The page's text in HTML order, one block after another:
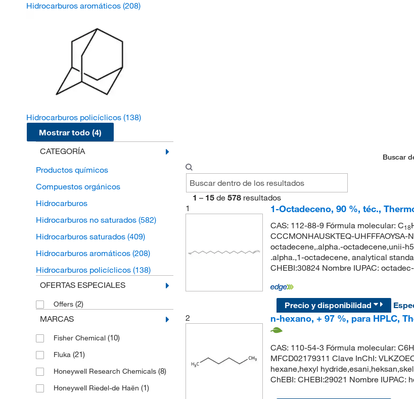
Hidrocarburos aromáticos (208)
Hidrocarburos policíclicos (138)
Mostrar todo (4)
CATEGORÍA
Productos químicos
Compuestos orgánicos
Hidrocarburos
Hidrocarburos no saturados (582)
Hidrocarburos saturados (409)
Hidrocarburos aromáticos (208)
Hidrocarburos policíclicos (138)
OFERTAS ESPECIALES
Offers (2)
MARCAS
Fisher Chemical (10)
Fluka (21)
Honeywell Research Chemicals (8)
Honeywell Riedel-de Haën (1)
Buscar
1 – 15 de 578 resultados
1
1-Octadeceno, 90 %, téc.,
CAS: 112-88-9 Fórmula molecular: C18
CCCMONHAUSKTEQ-
octadecene,.alpha.-octadecene,unii-
.alpha.,1-octadecene, analytical
CHEBI:30824 Nombre IUPAC:
Precio y disponibilidad
2
n-hexano, + 97 %, para HPLC,
CAS: 110-54-3 Fórmula molecular:
MFCD02179311 Clave InChI:
hexane,hexyl
ChEBI: CHEBI:29021 Nombre IUPAC: